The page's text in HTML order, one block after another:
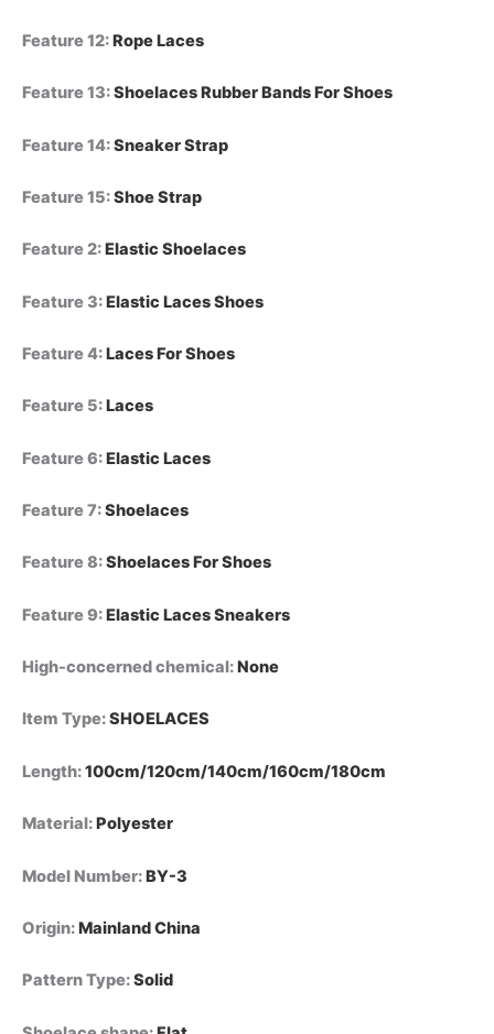
Feature 12:Rope Laces
Feature 13:Shoelaces Rubber Bands For Shoes
Feature 14:Sneaker Strap
Feature 15:Shoe Strap
Feature 2: Elastic Shoelaces
Feature 3:Elastic Laces Shoes
Feature 4:Laces For Shoes
Feature 5: Laces
Feature 6:Elastic Laces
Feature 7:Shoelaces
Feature 8:Shoelaces For Shoes
Feature 9:Elastic Laces Sneakers
High-concerned chemical:None
Item Type:SHOELACES
Length:100cm/120cm/140cm/160cm/180cm
Material:Polyester
Model Number:BY-3
Origin:Mainland China
Pattern Type:Solid